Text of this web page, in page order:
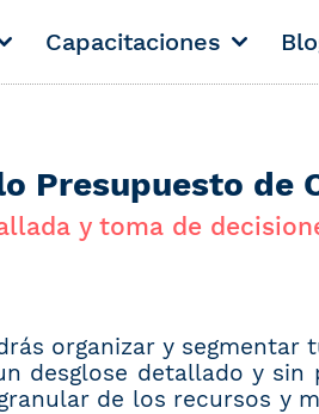
Capacitaciones
Presupuesto de
y toma de
organizar y
desglose detallado y
de los recursos y